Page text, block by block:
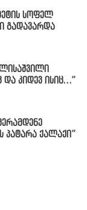
სოფელ
გადავარდა
და კიდევ ისიც…”
ქალაქი”